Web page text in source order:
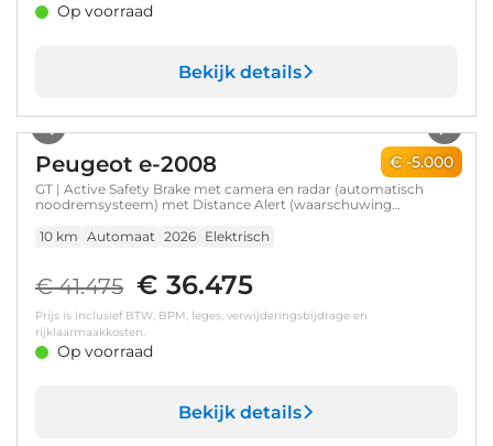
Op voorraad
Bekijk details
€ -5.000
Peugeot e-2008
GT | Active Safety Brake met camera en radar (automatisch
noodremsysteem) met Distance Alert (waarschuwing
camera en radar | Climate Control
10 km Automaat 2026 Elektrisch
€ 41.475 € 36.475
Prijs is inclusief BTW, BPM, leges, verwijderingsbijdrage en
rijklaarmaakkosten.
Op voorraad
Bekijk details